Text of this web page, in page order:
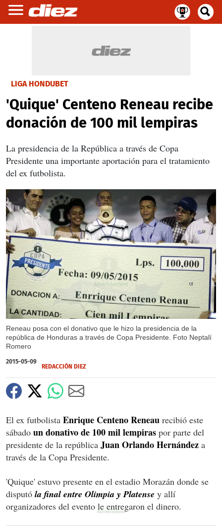
LIGA HONDUBET
'Quique' Centeno Reneau recibe
donación de 100 mil lempiras
La presidencia de la República a través de Copa
Presidente una importante aportación para el tratamiento
del ex futbolista.
Reneau posa con el donativo que le hizo la presidencia de la
república de Honduras a través de Copa Presidente. Foto Neptalí
Romero
X
X
2015-05-09
REDACCIÓN DIEZ
El ex futbolista Enrique Centeno Reneau recibió este
sábado un donativo de 100 mil lempiras por parte del
presidente de la república Juan Orlando Hernández a
través de la Copa Presidente.
'Quique' estuvo presente en el estadio Morazán donde se
disputó la final entre Olimpia y Platense y allí
organizadores del evento le entregaron el dinero.